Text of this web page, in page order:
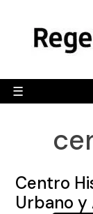
content
☰
Centro
Urbano y